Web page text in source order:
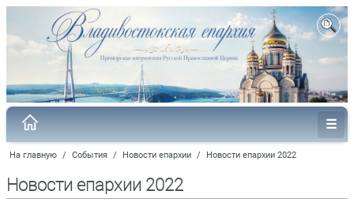
На главную / События / Новости епархии / Новости епархии 2022
Новости епархии 2022